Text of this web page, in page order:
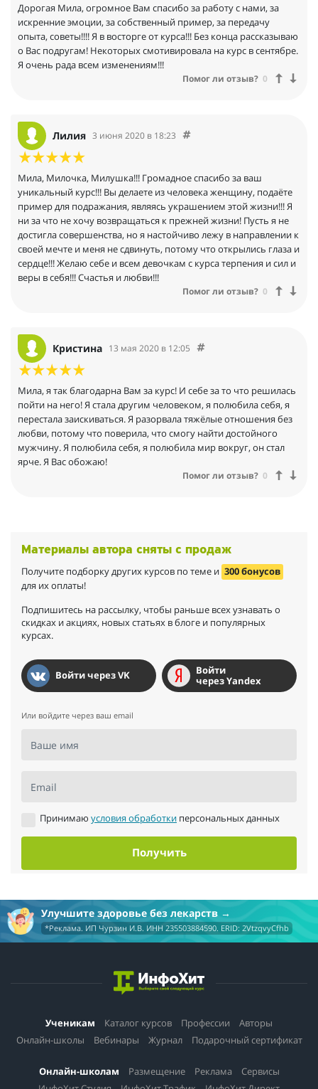
Дорогая Мила, огромное Вам спасибо за работу с нами, за
искренние эмоции, за собственный пример, за передачу
опыта, советы!!!! Я в восторге от курса!!! Без конца рассказываю
о Вас подругам! Некоторых смотивировала на курс в сентябре.
Я очень рада всем изменениям!!!
Помог ли отзыв? 0
Лилия 3 июня 2020 в 18:23
Мила, Милочка, Милушка!!! Громадное спасибо за ваш
уникальный курс!!! Вы делаете из человека женщину, подаёте
пример для подражания, являясь украшением этой жизни!!! Я
ни за что не хочу возвращаться к прежней жизни! Пусть я не
достигла совершенства, но я настойчиво лежу в направлении к
своей мечте и меня не сдвинуть, потому что открылись глаза и
сердце!!! Желаю себе и всем девочкам с курса терпения и сил и
веры в себя!!! Счастья и любви!!!
Помог ли отзыв? 0
Кристина 13 мая 2020 в 12:05
Мила, я так благодарна Вам за курс! И себе за то что решилась
пойти на него! Я стала другим человеком, я полюбила себя, я
перестала заискиваться. Я разорвала тяжёлые отношения без
любви, потому что поверила, что смогу найти достойного
мужчину. Я полюбила себя, я полюбила мир вокруг, он стал
ярче. Я Вас обожаю!
Помог ли отзыв? 0
Материалы автора сняты с продаж
Получите подборку других курсов по теме и 300 бонусов
для их оплаты!
Подпишитесь на рассылку, чтобы раньше всех узнавать о
скидках и акциях, новых статьях в блоге и популярных
курсах.
Войти через VK
Войти
через Yandex
Или войдите через ваш email
Ваше имя
Email
Принимаю условия обработки персональных данных
Получить
Улучшите здоровье без лекарств
*Реклама. ИП Чурзин И.В. ИНН 235503884590. ERID: 2VtzqvyCfhb
Ученикам Каталог курсов Профессии
Авторы
Онлайн-школы
Вебинары Журнал Подарочный сертификат
Онлайн-школам Размещение Реклама
Сервисы